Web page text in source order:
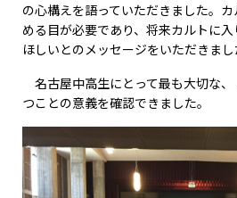
の心構えを語っていただきました。
める目が必要であり、将来カルトに
ほしいとのメッセージをいただきまし
名古屋中高生にとって最も大切な
つことの意義を確認できました。